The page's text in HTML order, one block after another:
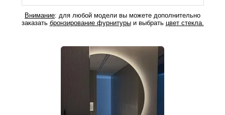
Внимание: для любой модели вы можете дополнительно
заказать бронзирование фурнитурыи выбрать цвет стекла.